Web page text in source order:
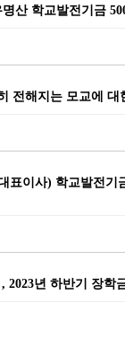
산 학교발전기금
전해지는 모교에
표이사) 학교발전
, 2023년 하반기 장학